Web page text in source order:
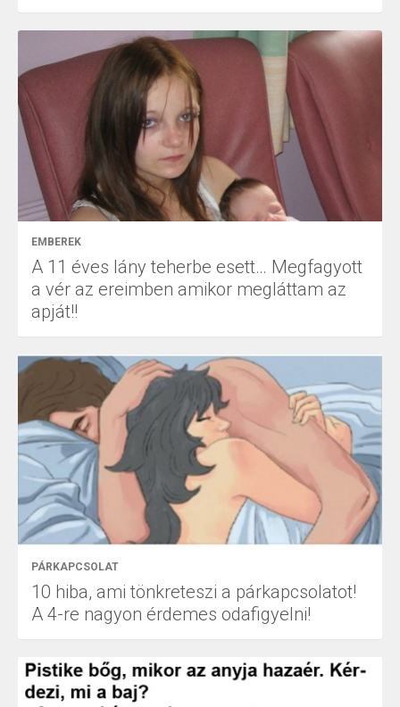
EMBEREK
A 11 éves lány teherbe esett… Megfagyott
a vér az ereimben amikor megláttam az
apját!!
PÁRKAPCSOLAT
10 hiba, ami tönkreteszi a párkapcsolatot!
A 4-re nagyon érdemes odafigyelni!